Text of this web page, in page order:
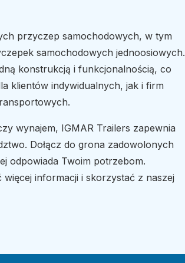
przyczep samochodowych, w tym
samochodowych jednoosiowych.
konstrukcją i funkcjonalnością, co
klientów indywidualnych, jak i firm
wynajem, IGMAR Trailers zapewnia
Dołącz do grona zadowolonych
odpowiada Twoim potrzebom.
informacji i skorzystać z naszej